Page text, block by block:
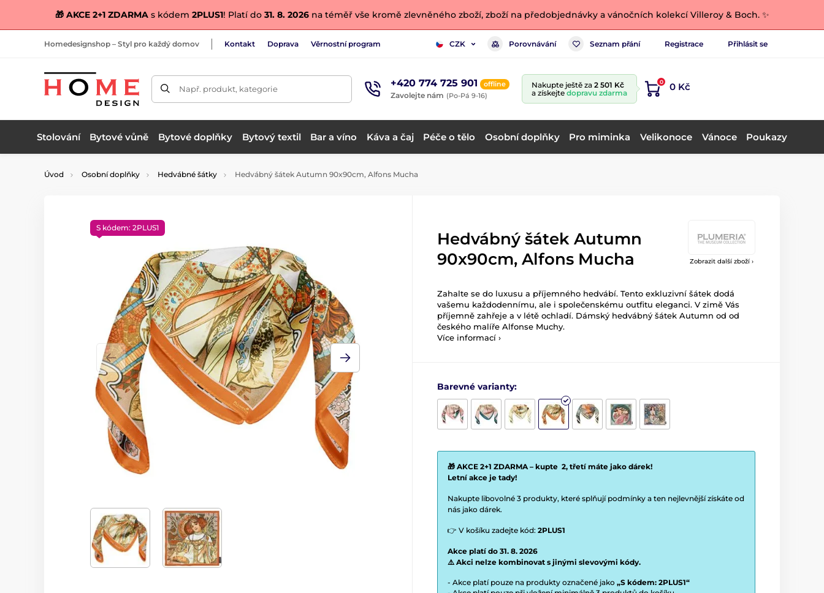
🎁 AKCE 2+1 ZDARMAs kódem 2PLUS1! Platí do31. 8. 2026na téměř vše kromě zlevněného zboží, zboží na předobjednávky a vánočních kolekcí Villeroy & Boch. ✨
Homedesignshop – Styl pro každý domov Kontakt Doprava Věrnostní program CZK Porovnávání Seznam přání Registrace Přihlásit se
Např. produkt, kategorie +420 774 725 901 offline
Zavolejte nám (Po-Pá 9-16)
Nakupte ještě za 2 501 Kč
a získejte dopravu zdarma
0 0 Kč
Stolování Bytové vůně Bytové doplňky Bytový textil Bar a víno Káva a čaj Péče o tělo Osobní doplňky Pro miminka Velikonoce Vánoce Poukazy
Úvod Osobní doplňky Hedvábné šátky Hedvábný šátek Autumn 90x90cm, Alfons Mucha
Zobrazit další zboží ›
S kódem: 2PLUS1
Hedvábný šátek Autumn
90x90cm, Alfons Mucha
Zahalte se do luxusu a příjemného hedvábí. Tento exkluzivní šátek dodá
vašemu každodennímu, ale i společenskému outfitu eleganci. V zimě Vás
příjemně zahřeje a v létě ochladí. Dámský hedvábný šátek Autumn od od
českého malíře Alfonse Muchy.
Více informací ›
Barevné varianty:
🎁 AKCE 2+1 ZDARMA – kupte 2, třetí máte jako dárek!
Letní akce je tady!
Nakupte libovolné 3 produkty, které splňují podmínky a ten nejlevnější získáte od
nás jako dárek.
👉 V košíku zadejte kód: 2PLUS1
Akce platí do 31. 8. 2026
⚠️ Akci nelze kombinovat s jinými slevovými kódy.
- Akce platí pouze na produkty označené jako „S kódem: 2PLUS1“